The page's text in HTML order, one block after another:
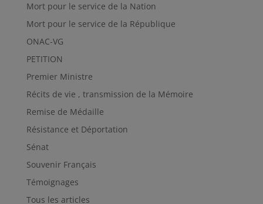
Mort pour le service de la Nation
Mort pour le service de la République
ONAC-VG
PETITION
Premier Ministre
Récits de vie , transmission de la Mémoire
Remise de Médaille
Résistance et Déportation
Sénat
Souvenir Français
Témoignages
Tous les articles